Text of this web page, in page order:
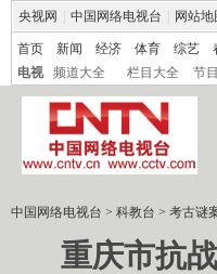
央视网 中国网络电视台 网站地
首页 新闻 经济 体育 综艺
电视
频道大全 栏目大全 节
中国网络电视台 > 科教台 > 考古谜
重庆市抗